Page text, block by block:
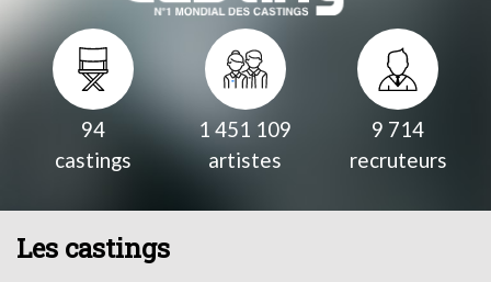
94
castings
1 451 109
artistes
9 714
recruteurs
Les castings